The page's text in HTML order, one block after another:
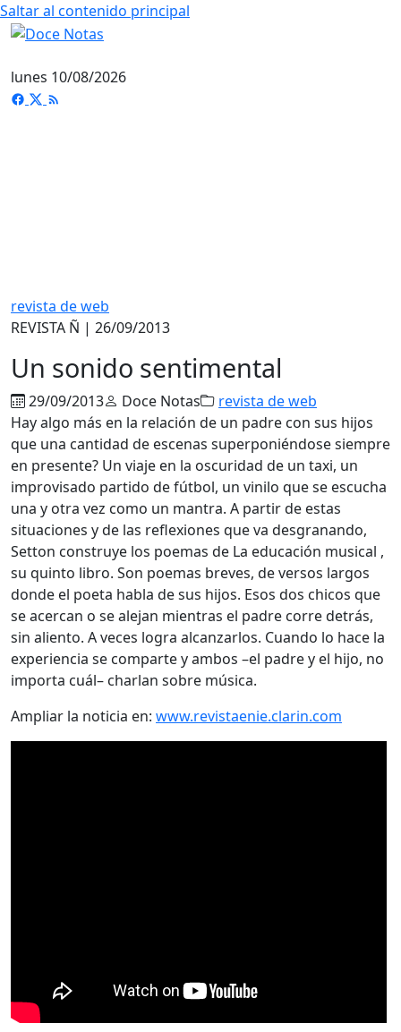
Saltar al contenido principal
lunes 10/08/2026
revista de web
REVISTA Ñ | 26/09/2013
Un sonido sentimental
29/09/2013 Doce Notas
revista de web
Hay algo más en la relación de un padre con sus hijos
que una cantidad de escenas superponiéndose siempre
en presente? Un viaje en la oscuridad de un taxi, un
improvisado partido de fútbol, un vinilo que se escucha
una y otra vez como un mantra. A partir de estas
situaciones y de las reflexiones que va desgranando,
Setton construye los poemas de La educación musical ,
su quinto libro. Son poemas breves, de versos largos
donde el poeta habla de sus hijos. Esos dos chicos que
se acercan o se alejan mientras el padre corre detrás,
sin aliento. A veces logra alcanzarlos. Cuando lo hace la
experiencia se comparte y ambos –el padre y el hijo, no
importa cuál– charlan sobre música.
Ampliar la noticia en: www.revistaenie.clarin.com